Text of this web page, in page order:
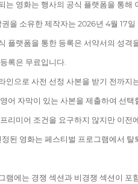
는 영화는 행사의 공식 플랫폼을 통해
을 소유한 제작자는 2026년 4월 17
플랫폼을 통한 등록은 서약서의 성격
록은 무료입니다.
인으로 사전 선정 사본을 받기 전까지
어 자막이 있는 사본을 제출하여 선택
리미어 조건을 요구하지 않지만 이전
된 영화는 페스티벌 프로그램에서
램에는 경쟁 섹션과 비경쟁 섹션이 포